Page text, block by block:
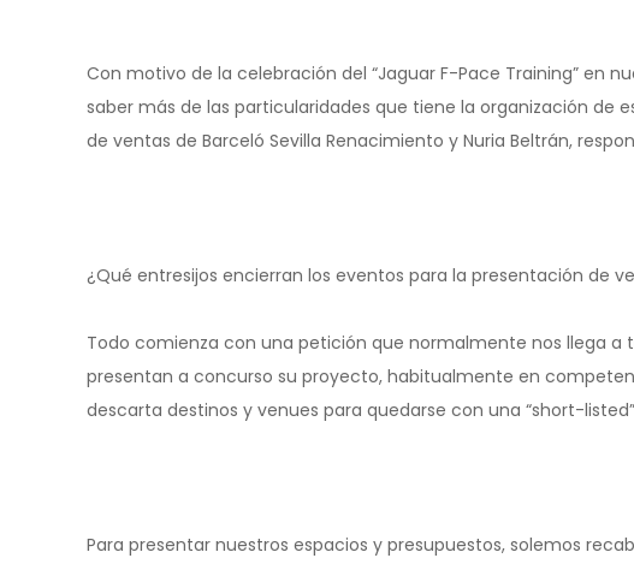
Con motivo de la celebración del “Jaguar F-Pace Training” en
saber más de las particularidades que tiene la organización de
de ventas de Barceló Sevilla Renacimiento y Nuria Beltrán,
¿Qué entresijos encierran los eventos para la presentación de
Todo comienza con una petición que normalmente nos llega a
presentan a concurso su proyecto, habitualmente en
descarta destinos y venues para quedarse con una “short-
Para presentar nuestros espacios y presupuestos, solemos